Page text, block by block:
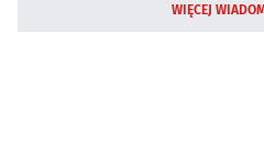
WIĘCEJ